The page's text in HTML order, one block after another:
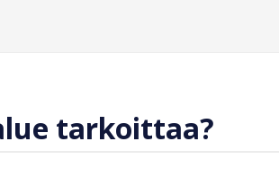
tarkoittaa?